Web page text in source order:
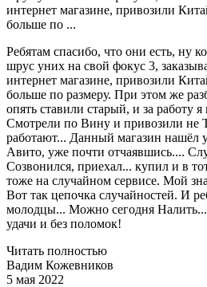
интернет магазине, привозили
больше по ...
Ребятам спасибо, что они есть, ну
шрус уних на свой фокус 3,
интернет магазине, привозили
больше по размеру. При этом же
опять ставили старый, и за работу
Смотрели по Вину и привозили не
работают... Данный магазин нашёл
Авито, уже почти отчаявшись....
Созвонился, приехал... купил и в
тоже на случайном сервисе. Мой
Вот так цепочка случайностей. И
молодцы... Можно сегодня
удачи и без поломок!
Читать полностью
Вадим Кожевников
5 мая 2022